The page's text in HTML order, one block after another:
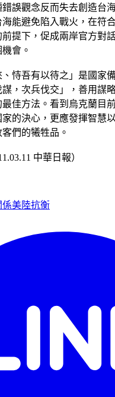
誤觀念反而失去創造台
海能避免陷入戰火，在符
提下，促成兩岸官方對
會。
、恃吾有以待之」是國家
，次兵伐交」，善用謀
佳方法。看到烏克蘭目
的決心，更應發揮智慧
們的犧牲品。
中華日報）
係美陸抗衡